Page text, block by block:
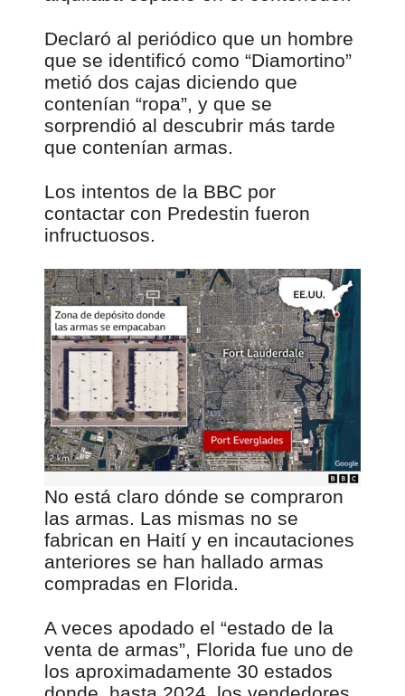
Declaró al periódico que un hombre
que se identificó como “Diamortino”
metió dos cajas diciendo que
contenían “ropa”, y que se
sorprendió al descubrir más tarde
que contenían armas.
Los intentos de la BBC por
contactar con Predestin fueron
infructuosos.
No está claro dónde se compraron
las armas. Las mismas no se
fabrican en Haití y en incautaciones
anteriores se han hallado armas
compradas en Florida.
A veces apodado el “estado de la
venta de armas”, Florida fue uno de
los aproximadamente 30 estados